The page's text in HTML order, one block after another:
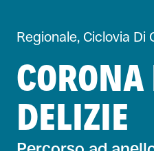
Regionale, Ciclovia Di
CORONA
DELIZIE